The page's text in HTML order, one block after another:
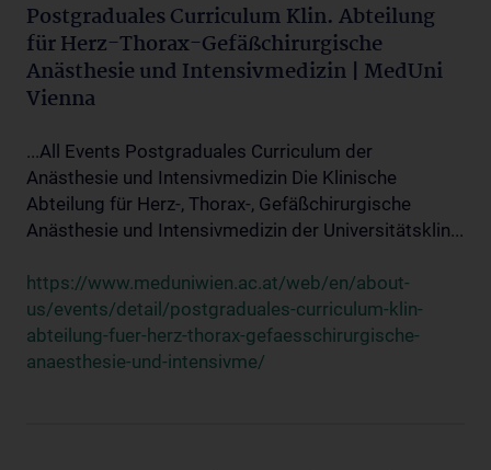
Postgraduales Curriculum Klin. Abteilung
für Herz-Thorax-Gefäßchirurgische
Anästhesie und Intensivmedizin | MedUni
Vienna
...All Events Postgraduales Curriculum der
Anästhesie und Intensivmedizin Die Klinische
Abteilung für Herz-, Thorax-, Gefäßchirurgische
Anästhesie und Intensivmedizin der Universitätsklin...
https://www.meduniwien.ac.at/web/en/about-
us/events/detail/postgraduales-curriculum-klin-
abteilung-fuer-herz-thorax-gefaesschirurgische-
anaesthesie-und-intensivme/